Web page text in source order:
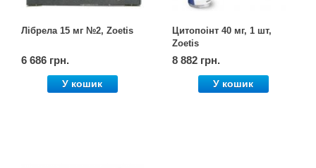
Лібрела 15 мг №2, Zoetis
6 686 грн.
У кошик
Цитопоінт 40 мг, 1 шт,
Zoetis
8 882 грн.
У кошик